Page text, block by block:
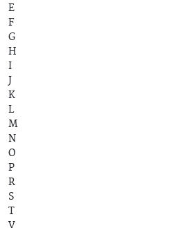
E
F
G
H
I
J
K
L
M
N
O
P
R
S
T